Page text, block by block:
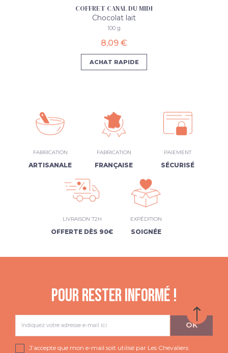
COFFRET CANAL DU MIDI
Chocolat lait
100 g
8,09 €
ACHAT RAPIDE
FABRICATION
ARTISANALE
FABRICATION
FRANÇAISE
PAIEMENT
SÉCURISÉ
LIVRAISON 72H
OFFERTE DÈS 90€
EXPÉDITION
SOIGNÉE
POUR RESTER INFORMÉ !
J’accepte que mon e-mail soit utilisé par Les Chevaliers